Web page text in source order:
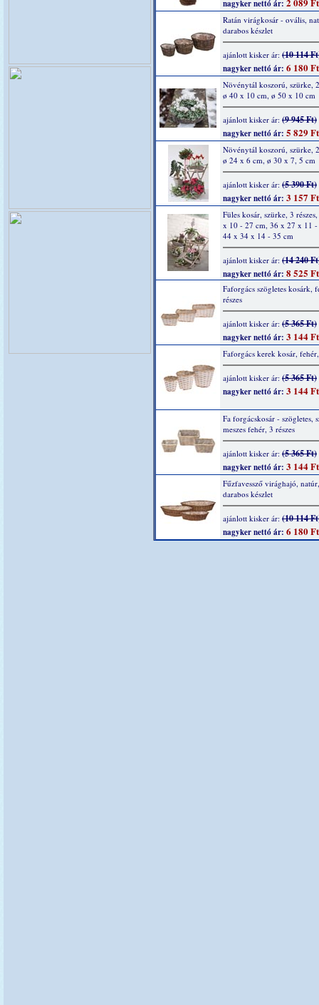
nagyker nettó ár:
Ratán virágkosár - ovális,
darabos készlet
ajánlott kisker ár: (10 114
nagyker nettó ár: 6 180 Ft
Növénytál koszorú, szürke,
ø 40 x 10 cm, ø 50 x 10 cm
ajánlott kisker ár: (9 945 Ft)
nagyker nettó ár: 5 829 Ft
Növénytál koszorú, szürke,
ø 24 x 6 cm, ø 30 x 7, 5 cm
ajánlott kisker ár: (5 390 Ft)
nagyker nettó ár: 3 157 Ft
Füles kosár, szürke, 3
x 10 - 27 cm, 36 x 27 x 11
44 x 34 x 14 - 35 cm
ajánlott kisker ár: (14 240
nagyker nettó ár: 8 525 Ft
Faforgács szögletes kosárk,
részes
ajánlott kisker ár: (5 365 Ft)
nagyker nettó ár: 3 144 Ft
Faforgács kerek kosár,
ajánlott kisker ár: (5 365 Ft)
nagyker nettó ár: 3 144 Ft
Fa forgácskosár - szögletes,
meszes fehér, 3 részes
ajánlott kisker ár: (5 365 Ft)
nagyker nettó ár: 3 144 Ft
Fűzfavessző virághajó,
darabos készlet
ajánlott kisker ár: (10 114
nagyker nettó ár: 6 180 Ft